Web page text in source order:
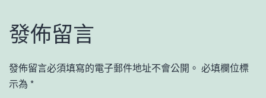
發佈留言
發佈留言必須填寫的電子郵件地址不會公開。 必填欄位標
示為 *